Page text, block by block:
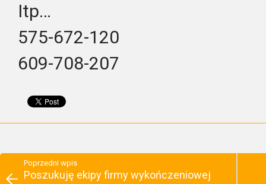
Itp…
575-672-120
609-708-207
Poprzedni wpis
Poszukuję ekipy firmy wykończeniowej